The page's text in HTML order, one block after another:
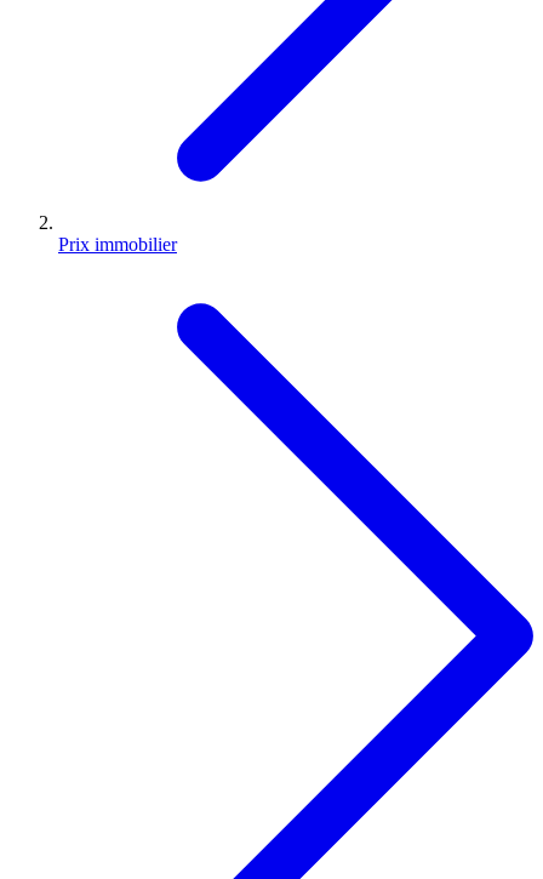
Prix immobilier